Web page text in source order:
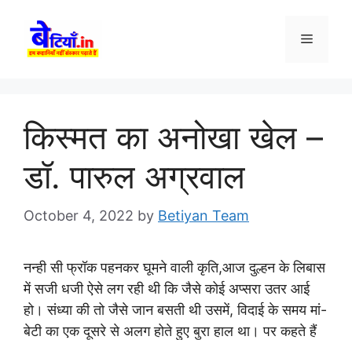
content
Menu
किस्मत का अनोखा खेल –
डॉ. पारुल अग्रवाल
October 4, 2022 by Betiyan Team
नन्ही सी फ्रॉक पहनकर घूमने वाली कृति,आज दुल्हन के लिबास
में सजी धजी ऐसे लग रही थी कि जैसे कोई अप्सरा उतर आई
हो। संध्या की तो जैसे जान बसती थी उसमें, विदाई के समय मां-
बेटी का एक दूसरे से अलग होते हुए बुरा हाल था। पर कहते हैं